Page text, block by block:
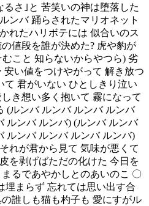
さ｣と 苦笑いの神は堕落した
ンバ 踊らされたマリオネット
れたハリボテには 似合いのス
値段を誰が決めた? 虎や豹が
こと 知らないからやつら) 劣
安い値をつけやがって 解き放つ
君がいない ひとしきり泣い
き想い多く抱いて 霧になって
(ルンバ ルンバ ルンバ ルンバ
ルンバ ルンバ) (ルンバ ルンバ
ルンバ ルンバ ルンバ ルンバ)
れが君から見て 気味が悪くて
を剥げばただの化けた 今日を
るであやかしとのあいのこ 〇
埋まらず 忘れては思い出す合
誰しも猫も杓子も 愛にすがル